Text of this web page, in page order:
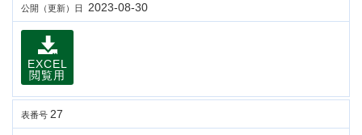
公開（更新）日 2023-08-30
EXCEL
閲覧用
表番号 27